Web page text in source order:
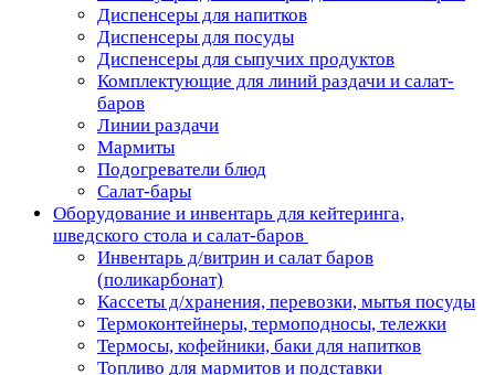
Диспенсеры для напитков
Диспенсеры для посуды
Диспенсеры для сыпучих продуктов
Комплектующие для линий раздачи и салат-
баров
Линии раздачи
Мармиты
Подогреватели блюд
Салат-бары
Оборудование и инвентарь для кейтеринга,
шведского стола и салат-баров
Инвентарь д/витрин и салат баров
(поликарбонат)
Кассеты д/хранения, перевозки, мытья посуды
Термоконтейнеры, термоподносы, тележки
Термосы, кофейники, баки для напитков
Топливо для мармитов и подставки